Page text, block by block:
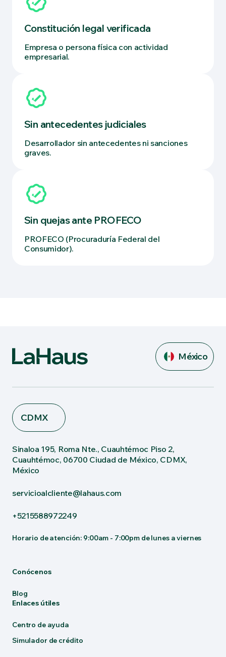
Constitución legal verificada
Empresa o persona física con actividad
empresarial.
Sin antecedentes judiciales
Desarrollador sin antecedentes ni sanciones
graves.
Sin quejas ante PROFECO
PROFECO (Procuraduría Federal del
Consumidor).
México
CDMX
Sinaloa 195, Roma Nte., Cuauhtémoc Piso 2,
Cuauhtémoc, 06700 Ciudad de México, CDMX,
México
servicioalcliente@lahaus.com
+5215588972249
Horario de atención: 9:00am - 7:00pm de lunes a viernes
Conócenos
Blog
Enlaces útiles
Centro de ayuda
Simulador de crédito